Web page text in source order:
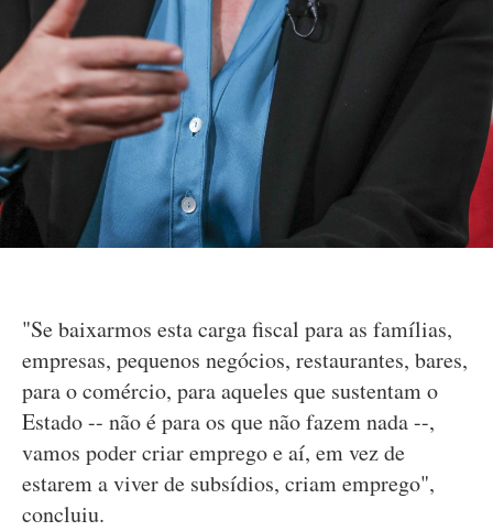
"Se baixarmos esta carga fiscal para as famílias,
empresas, pequenos negócios, restaurantes, bares,
para o comércio, para aqueles que sustentam o
Estado -- não é para os que não fazem nada --,
vamos poder criar emprego e aí, em vez de
estarem a viver de subsídios, criam emprego",
concluiu.